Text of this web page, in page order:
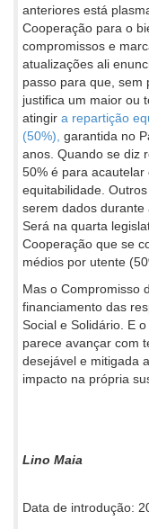
anteriores está
Cooperação para o
compromissos e
atualizações ali
passo para que, sem
justifica um maior ou
atingir a repartição
(50%), garantida no
anos. Quando se diz
50% é para acautelar
equitabilidade.
serem dados durante
Será na quarta
Cooperação que se
médios por utente
Mas o Compromisso
financiamento das
Social e Solidário. E
parece avançar com
desejável e mitigada
impacto na própria
Lino Maia
Data de introdução: